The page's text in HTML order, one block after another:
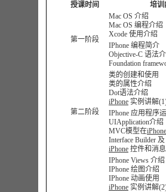
授课时间 培训
第一阶段
Mac OS 介绍
Mac OS 编程介绍
Xcode 使用介绍
IPhone 编程简介
Objective-C 语法
Foundation
第二阶段
类的创建和使用
类的属性介绍
Dot语法介绍
iPhone 实例讲解
IPhone 应用程序
UIApplication介绍
MVC模型在iPhone
Interface Builder
iPhone 控件和消
IPhone Views 介绍
IPhone 绘图介绍
IPhone 动画使用
iPhone 实例讲解